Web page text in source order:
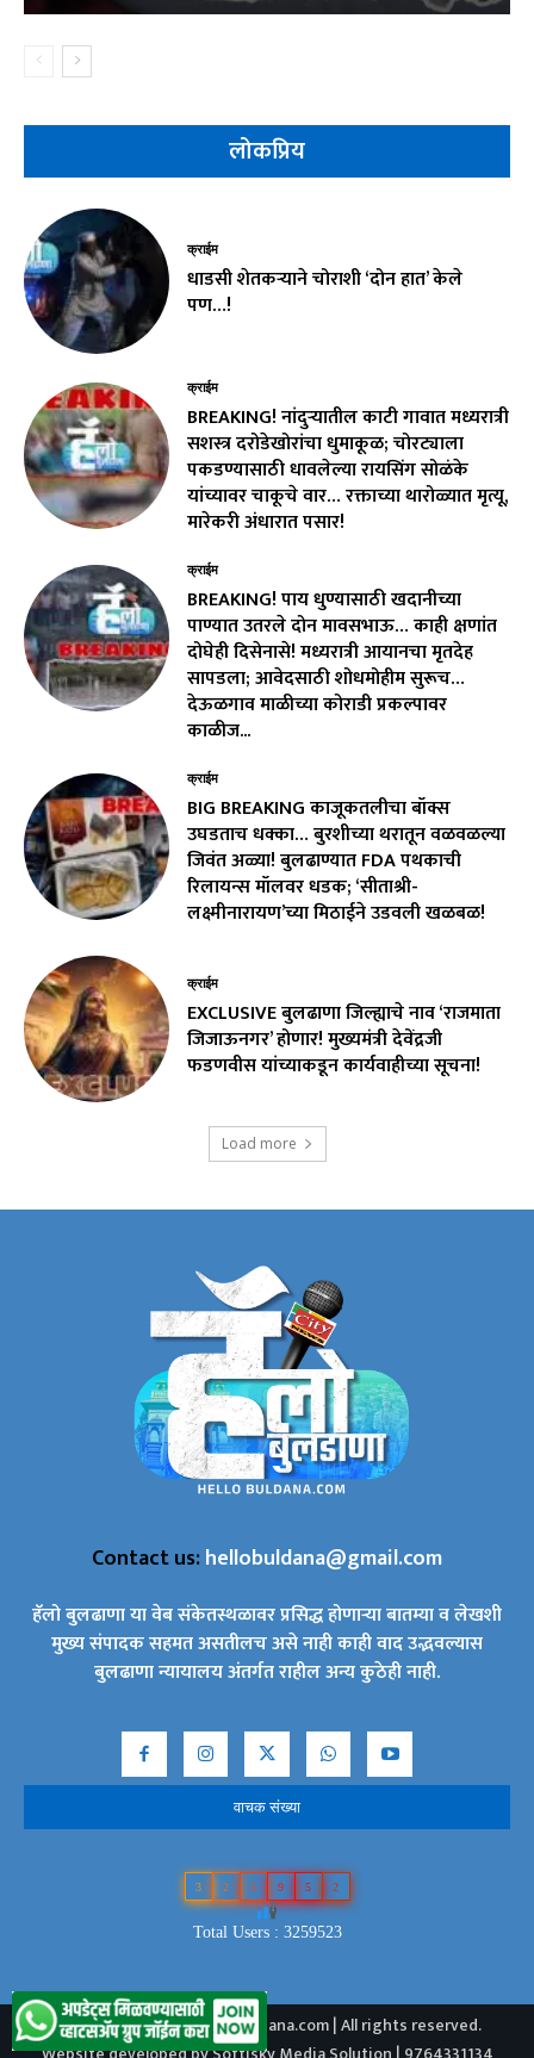
लोकप्रिय
क्राईम
धाडसी शेतकऱ्याने चोराशी ‘दोन हात’ केले
पण…!
क्राईम
BREAKING! नांदुऱ्यातील काटी गावात मध्यरात्री
सशस्त्र दरोडेखोरांचा धुमाकूळ; चोरट्याला
पकडण्यासाठी धावलेल्या रायसिंग सोळंके
यांच्यावर चाकूचे वार… रक्ताच्या थारोळ्यात मृत्यू,
मारेकरी अंधारात पसार!
क्राईम
BREAKING! पाय धुण्यासाठी खदानीच्या
पाण्यात उतरले दोन मावसभाऊ… काही क्षणांत
दोघेही दिसेनासे! मध्यरात्री आयानचा मृतदेह
सापडला; आवेदसाठी शोधमोहीम सुरूच…
देऊळगाव माळीच्या कोराडी प्रकल्पावर
काळीज...
क्राईम
BIG BREAKING काजूकतलीचा बॉक्स
उघडताच धक्का… बुरशीच्या थरातून वळवळल्या
जिवंत अळ्या! बुलढाण्यात FDA पथकाची
रिलायन्स मॉलवर धडक; ‘सीताश्री-
लक्ष्मीनारायण’च्या मिठाईने उडवली खळबळ!
क्राईम
EXCLUSIVE बुलढाणा जिल्ह्याचे नाव ‘राजमाता
जिजाऊनगर’ होणार! मुख्यमंत्री देवेंद्रजी
फडणवीस यांच्याकडून कार्यवाहीच्या सूचना!
Load more
Contact us:hellobuldana@gmail.com
हॅलो बुलढाणा या वेब संकेतस्थळावर प्रसिद्ध होणाऱ्या बातम्या व लेखशी
मुख्य संपादक सहमत असतीलच असे नाही काही वाद उद्भवल्यास
बुलढाणा न्यायालय अंतर्गत राहील अन्य कुठेही नाही.
वाचक संख्या
3 2 5 9 5 2
Total Users : 3259523
2024 © Copyright - Hellobuldana.com | All rights reserved.